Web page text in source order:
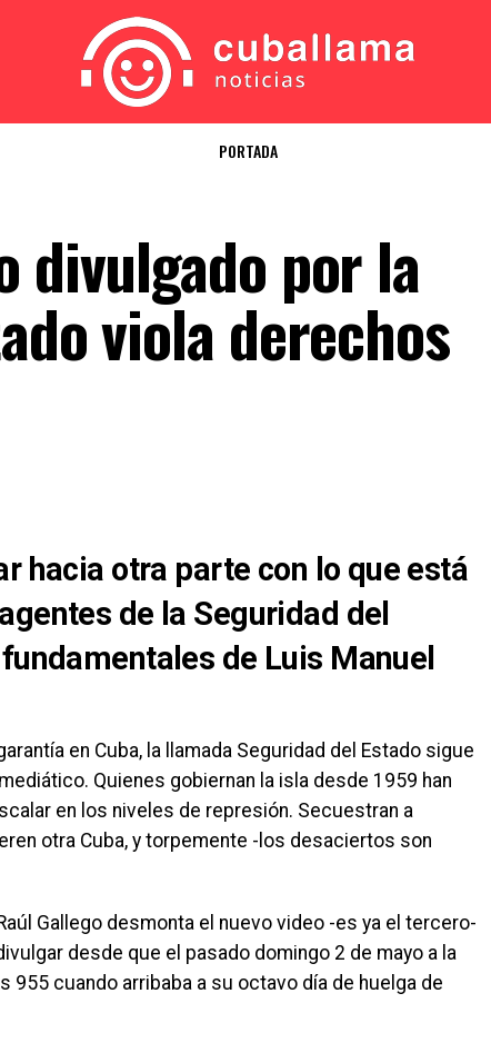
PORTADA
divulgado por la
viola derechos
hacia otra parte con lo que está
de la Seguridad del
de Luis Manuel
en Cuba, la llamada Seguridad del Estado sigue
Quienes gobiernan la isla desde 1959 han
en los niveles de represión. Secuestran a
otra Cuba, y torpemente -los desaciertos son
Gallego desmonta el nuevo video -es ya el tercero-
desde que el pasado domingo 2 de mayo a la
955 cuando arribaba a su octavo día de huelga de